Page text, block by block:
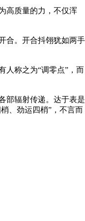
高质量的力，不仅浑
合。开合抖翎犹如两手
称之为“调零点”，而
部辐射传递。达于表是
、劲运四梢”，不言而